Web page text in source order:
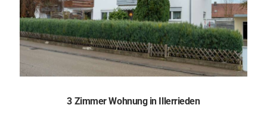
3 Zimmer Wohnung in Illerrieden